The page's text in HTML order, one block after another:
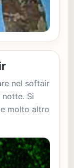
nel softair
Si
molto altro